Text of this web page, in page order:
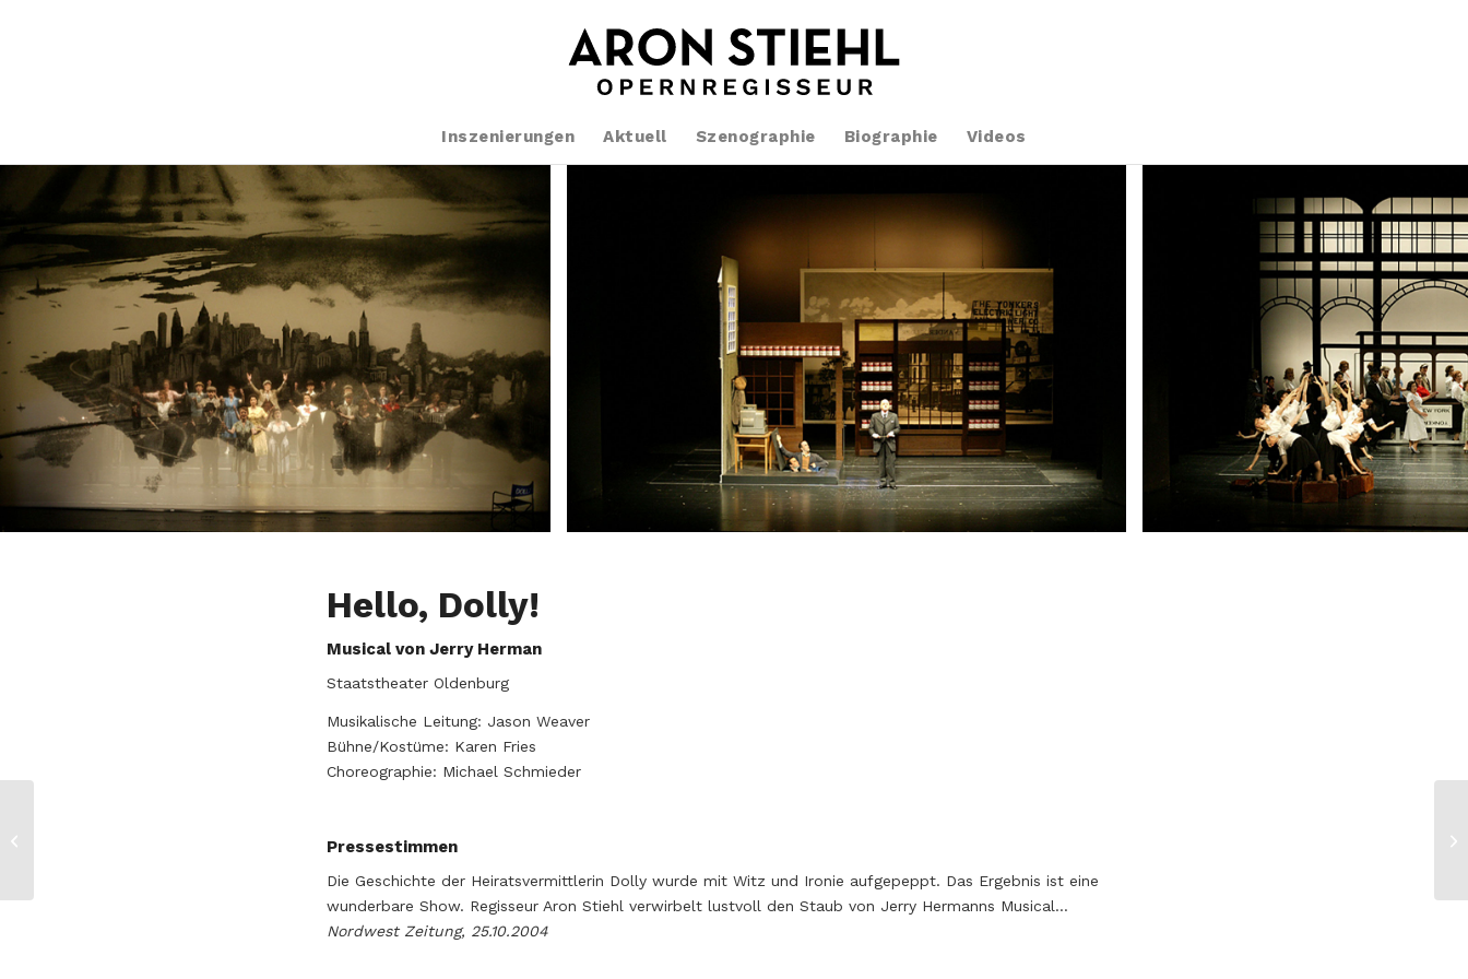
Inszenierungen Aktuell Szenographie Biographie Videos
Hello, Dolly!
Musical von Jerry Herman
Staatstheater Oldenburg
Musikalische Leitung: Jason Weaver
Bühne/Kostüme: Karen Fries
Choreographie: Michael Schmieder
Pressestimmen
Die Geschichte der Heiratsvermittlerin Dolly wurde mit Witz und Ironie aufgepeppt. Das Ergebnis ist eine
wunderbare Show. Regisseur Aron Stiehl verwirbelt lustvoll den Staub von Jerry Hermanns Musical…
Nordwest Zeitung, 25.10.2004